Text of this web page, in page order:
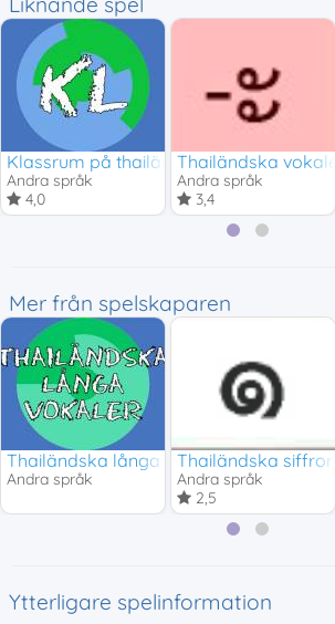
Klassrum på thailändska
Andra språk
4,0
Thailändska vokaler
Andra språk
3,4
Mer från spelskaparen
Thailändska långa vokaler
Andra språk
Thailändska siffror
Andra språk
2,5
Ytterligare spelinformation